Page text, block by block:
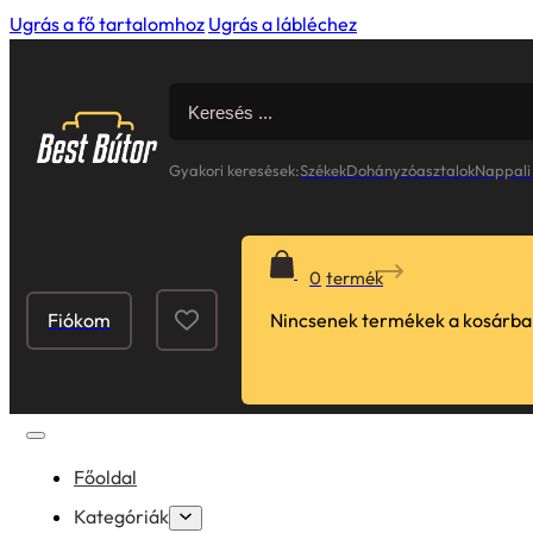
Ugrás a fő tartalomhoz Ugrás a lábléchez
for:
Gyakori keresések:SzékekDohányzóasztalok
Fiókom
0
Nincsenek termékek a
Főoldal
Kategóriák